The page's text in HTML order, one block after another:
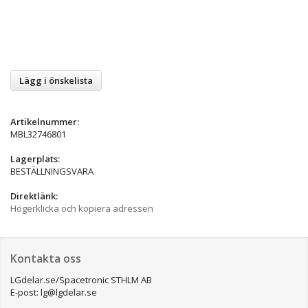
Lägg i önskelista
Artikelnummer:
MBL32746801
Lagerplats:
BESTÄLLNINGSVARA
Direktlänk:
Högerklicka och kopiera adressen
Kontakta oss
LGdelar.se/Spacetronic STHLM AB
E-post: lg@lgdelar.se